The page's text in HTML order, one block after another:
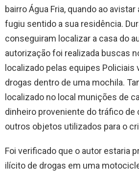
bairro Água Fria, quando ao
fugiu sentido a sua residência.
conseguiram localizar a casa do
autorização foi realizada buscas
localizado pelas equipes Policiais
drogas dentro de uma mochila.
localizado no local munições de
dinheiro proveniente do tráfico de
outros objetos utilizados para o
Foi verificado que o autor estaria
ilícito de drogas em uma